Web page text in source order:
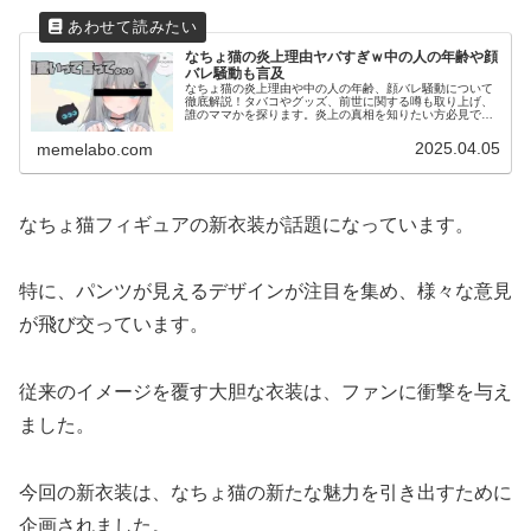
なちょ猫の炎上理由ヤバすぎｗ中の人の年齢や顔
バレ騒動も言及
なちょ猫の炎上理由や中の人の年齢、顔バレ騒動について
徹底解説！タバコやグッズ、前世に関する噂も取り上げ、
誰のママかを探ります。炎上の真相を知りたい方必見で
memelabo.com 2025.04.05
なちょ猫フィギュアの新衣装が話題になっています。
特に、パンツが見えるデザインが注目を集め、様々な意見
が飛び交っています。
従来のイメージを覆す大胆な衣装は、ファンに衝撃を与え
ました。
今回の新衣装は、なちょ猫の新たな魅力を引き出すために
企画されました。